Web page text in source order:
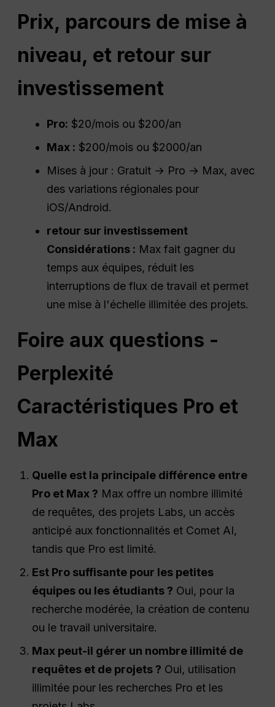
Prix, parcours de mise à
niveau, et retour sur
investissement
Pro: $20/mois ou $200/an
Max : $200/mois ou $2000/an
Mises à jour : Gratuit → Pro → Max, avec
des variations régionales pour
iOS/Android.
retour sur investissement
Considérations : Max fait gagner du
temps aux équipes, réduit les
interruptions de flux de travail et permet
une mise à l'échelle illimitée des projets.
Foire aux questions -
Perplexité
Caractéristiques Pro et
Max
Quelle est la principale différence entre
Pro et Max ? Max offre un nombre illimité
de requêtes, des projets Labs, un accès
anticipé aux fonctionnalités et Comet AI,
tandis que Pro est limité.
Est Pro suffisante pour les petites
équipes ou les étudiants ? Oui, pour la
recherche modérée, la création de contenu
ou le travail universitaire.
Max peut-il gérer un nombre illimité de
requêtes et de projets ? Oui, utilisation
illimitée pour les recherches Pro et les